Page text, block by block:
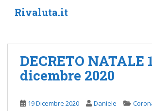
Rivaluta.it
DECRETO NATALE
dicembre 2020
19 Dicembre 2020 Daniele